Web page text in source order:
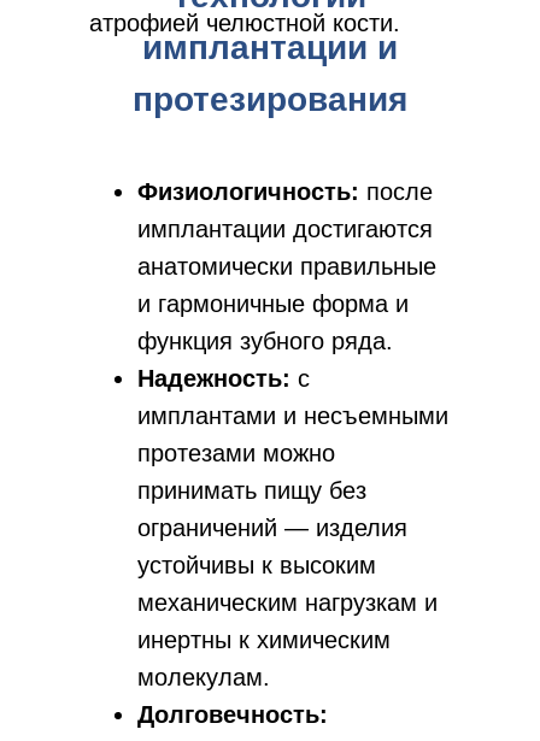
имплантации и
протезирования
атрофией челюстной кости.
Физиологичность: после
имплантации достигаются
анатомически правильные
и гармоничные форма и
функция зубного ряда.
Надежность: с
имплантами и несъемными
протезами можно
принимать пищу без
ограничений — изделия
устойчивы к высоким
механическим нагрузкам и
инертны к химическим
молекулам.
Долговечность: